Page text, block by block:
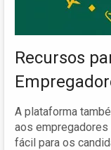
Recursos
A plataforma
aos empregadores
fácil para os